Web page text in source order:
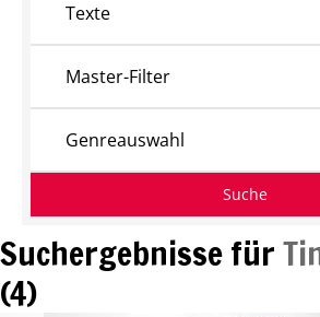
Suchergebnisse für
(4)
Texte
Master-Filter
Genreauswahl
Suche